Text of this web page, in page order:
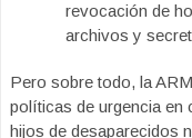
revocación de
archivos y
Pero sobre todo, la
políticas de urgencia en
hijos de desaparecidos